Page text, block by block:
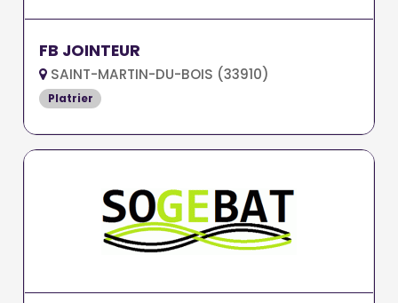
FB JOINTEUR
SAINT-MARTIN-DU-BOIS (33910)
Platrier